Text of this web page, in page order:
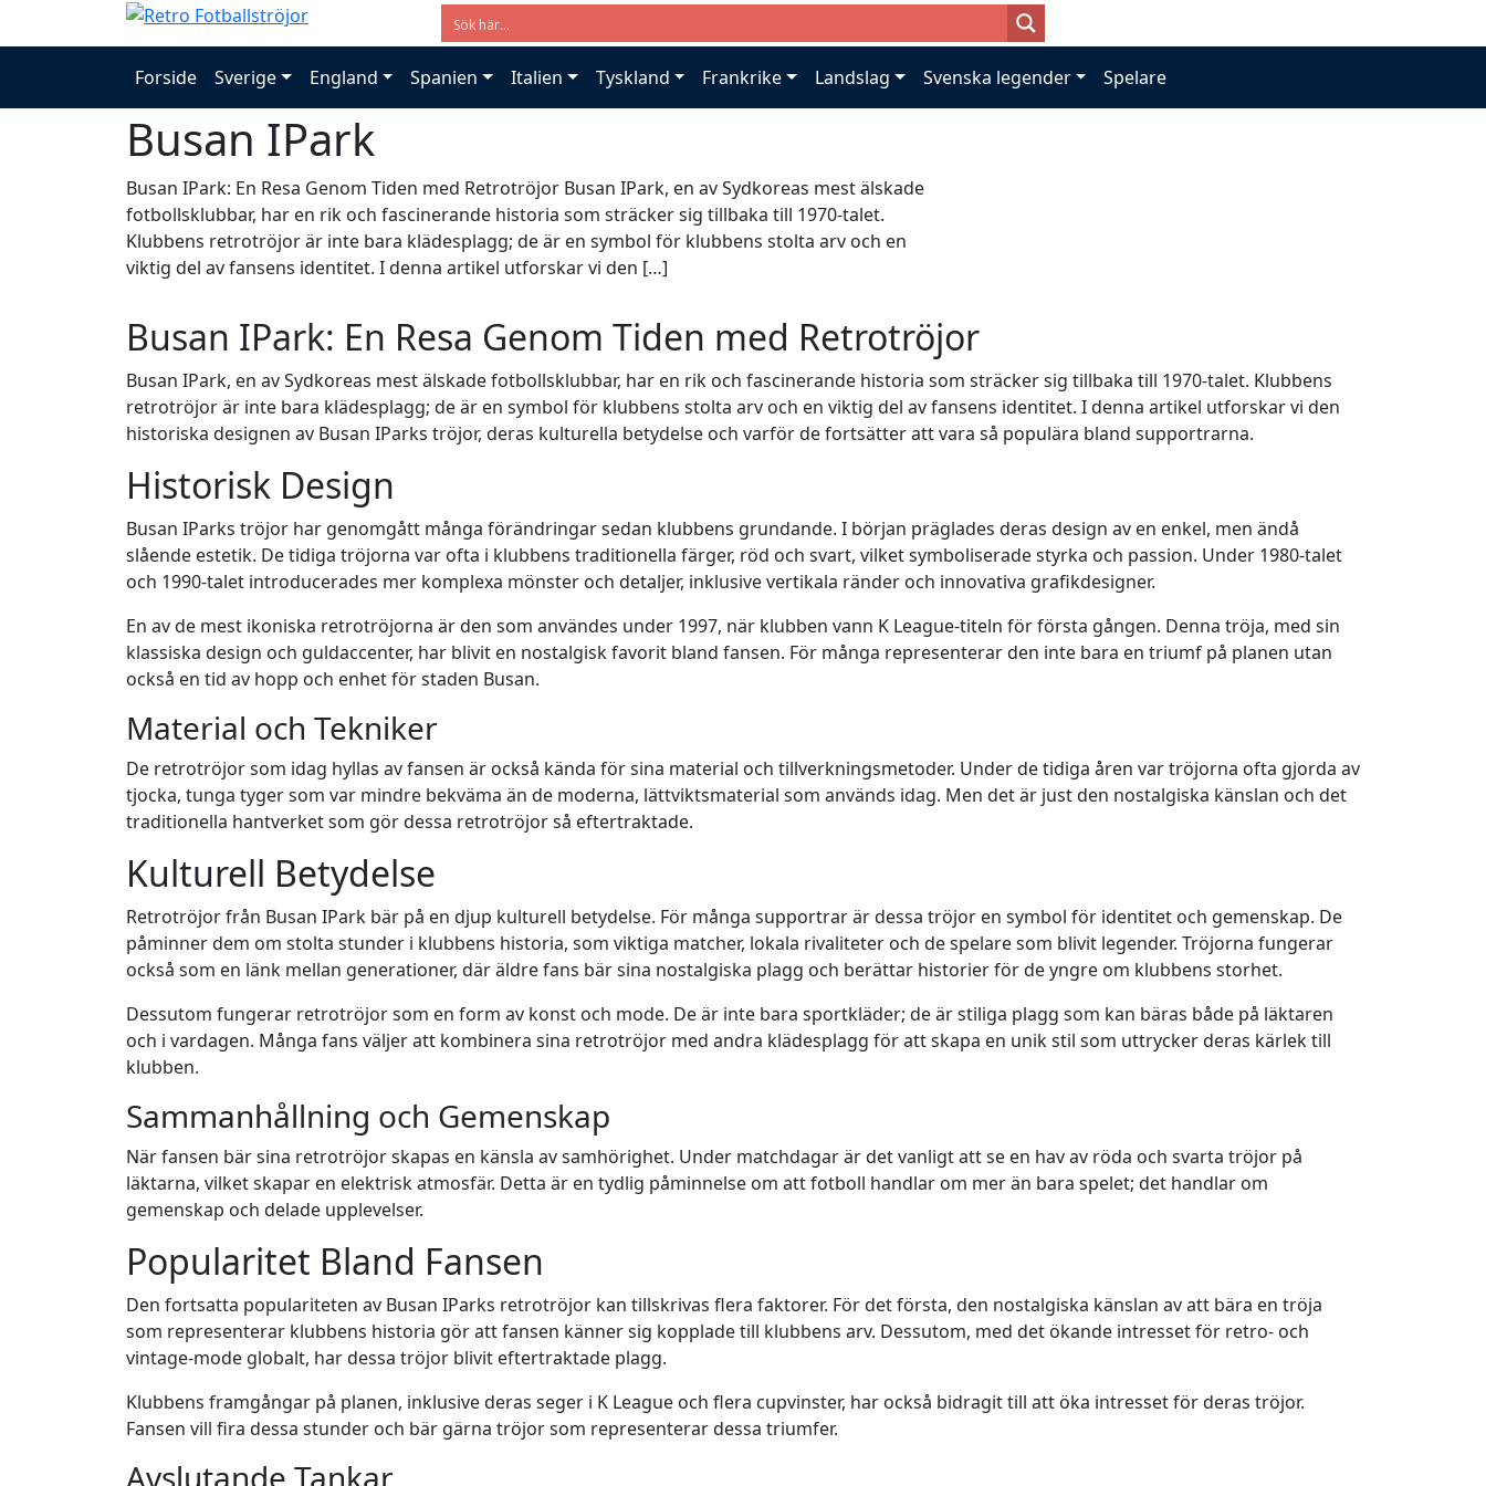
Forside Sverige England Spanien Italien Tyskland Frankrike Landslag Svenska legender Spelare
Busan IPark
Busan IPark: En Resa Genom Tiden med Retrotröjor Busan IPark, en av Sydkoreas mest älskade
fotbollsklubbar, har en rik och fascinerande historia som sträcker sig tillbaka till 1970-talet.
Klubbens retrotröjor är inte bara klädesplagg; de är en symbol för klubbens stolta arv och en
viktig del av fansens identitet. I denna artikel utforskar vi den […]
Busan IPark: En Resa Genom Tiden med Retrotröjor
Busan IPark, en av Sydkoreas mest älskade fotbollsklubbar, har en rik och fascinerande historia som sträcker sig tillbaka till 1970-talet. Klubbens
retrotröjor är inte bara klädesplagg; de är en symbol för klubbens stolta arv och en viktig del av fansens identitet. I denna artikel utforskar vi den
historiska designen av Busan IParks tröjor, deras kulturella betydelse och varför de fortsätter att vara så populära bland supportrarna.
Historisk Design
Busan IParks tröjor har genomgått många förändringar sedan klubbens grundande. I början präglades deras design av en enkel, men ändå
slående estetik. De tidiga tröjorna var ofta i klubbens traditionella färger, röd och svart, vilket symboliserade styrka och passion. Under 1980-talet
och 1990-talet introducerades mer komplexa mönster och detaljer, inklusive vertikala ränder och innovativa grafikdesigner.
En av de mest ikoniska retrotröjorna är den som användes under 1997, när klubben vann K League-titeln för första gången. Denna tröja, med sin
klassiska design och guldaccenter, har blivit en nostalgisk favorit bland fansen. För många representerar den inte bara en triumf på planen utan
också en tid av hopp och enhet för staden Busan.
Material och Tekniker
De retrotröjor som idag hyllas av fansen är också kända för sina material och tillverkningsmetoder. Under de tidiga åren var tröjorna ofta gjorda av
tjocka, tunga tyger som var mindre bekväma än de moderna, lättviktsmaterial som används idag. Men det är just den nostalgiska känslan och det
traditionella hantverket som gör dessa retrotröjor så eftertraktade.
Kulturell Betydelse
Retrotröjor från Busan IPark bär på en djup kulturell betydelse. För många supportrar är dessa tröjor en symbol för identitet och gemenskap. De
påminner dem om stolta stunder i klubbens historia, som viktiga matcher, lokala rivaliteter och de spelare som blivit legender. Tröjorna fungerar
också som en länk mellan generationer, där äldre fans bär sina nostalgiska plagg och berättar historier för de yngre om klubbens storhet.
Dessutom fungerar retrotröjor som en form av konst och mode. De är inte bara sportkläder; de är stiliga plagg som kan bäras både på läktaren
och i vardagen. Många fans väljer att kombinera sina retrotröjor med andra klädesplagg för att skapa en unik stil som uttrycker deras kärlek till
klubben.
Sammanhållning och Gemenskap
När fansen bär sina retrotröjor skapas en känsla av samhörighet. Under matchdagar är det vanligt att se en hav av röda och svarta tröjor på
läktarna, vilket skapar en elektrisk atmosfär. Detta är en tydlig påminnelse om att fotboll handlar om mer än bara spelet; det handlar om
gemenskap och delade upplevelser.
Popularitet Bland Fansen
Den fortsatta populariteten av Busan IParks retrotröjor kan tillskrivas flera faktorer. För det första, den nostalgiska känslan av att bära en tröja
som representerar klubbens historia gör att fansen känner sig kopplade till klubbens arv. Dessutom, med det ökande intresset för retro- och
vintage-mode globalt, har dessa tröjor blivit eftertraktade plagg.
Klubbens framgångar på planen, inklusive deras seger i K League och flera cupvinster, har också bidragit till att öka intresset för deras tröjor.
Fansen vill fira dessa stunder och bär gärna tröjor som representerar dessa triumfer.
Avslutande Tankar